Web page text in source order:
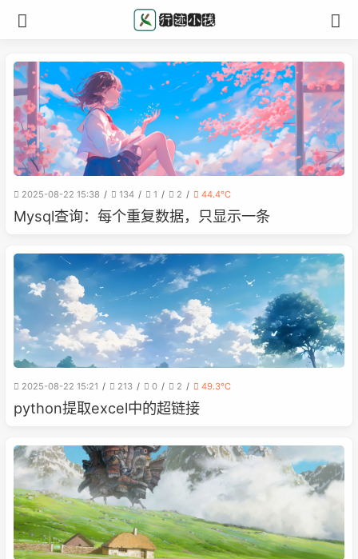
2025-08-22 15:38 134 1 2 44.4℃
Mysql查询：每个重复数据，只显示一条
2025-08-22 15:21 213 0 2 49.3℃
python提取excel中的超链接